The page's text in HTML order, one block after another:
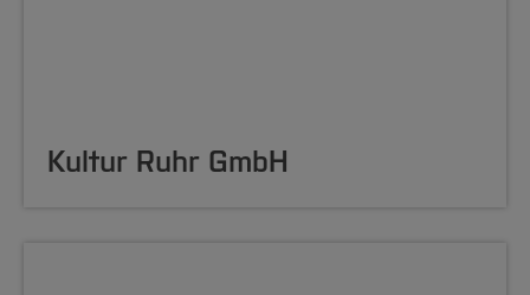
Kultur Ruhr GmbH